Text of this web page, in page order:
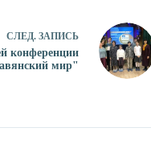
СЛЕД. ЗАПИСЬ
конференции
мир"